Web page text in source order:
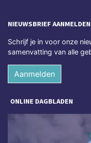
NIEUWSBRIEF AANMELDEN
Schrijf je in voor onze
samenvatting van alle
Aanmelden
ONLINE DAGBLADEN